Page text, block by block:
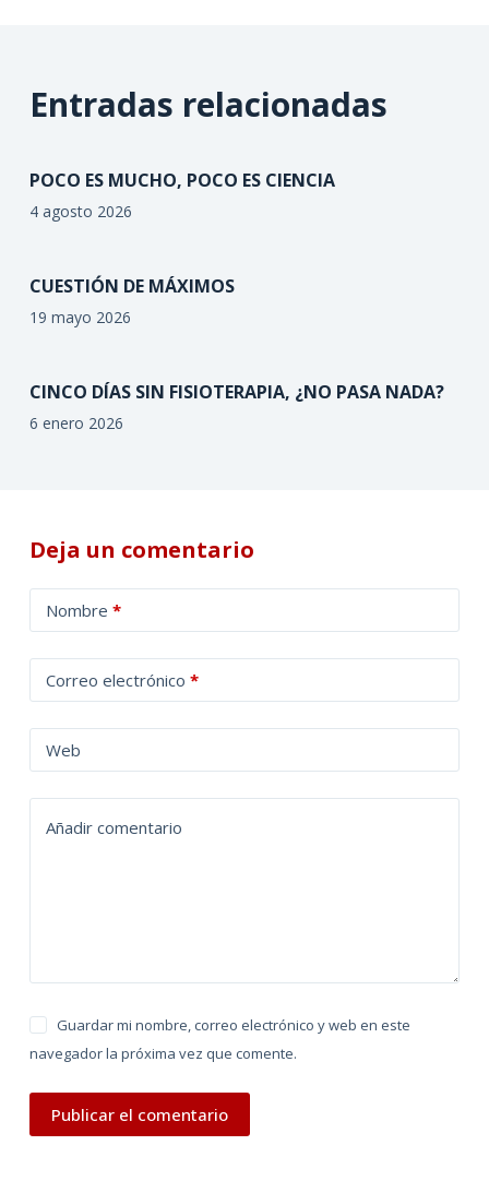
Entradas relacionadas
POCO ES MUCHO, POCO ES CIENCIA
4 agosto 2026
CUESTIÓN DE MÁXIMOS
19 mayo 2026
CINCO DÍAS SIN FISIOTERAPIA, ¿NO PASA NADA?
6 enero 2026
Deja un comentario
Nombre *
Correo electrónico *
Web
Añadir comentario
Guardar mi nombre, correo electrónico y web en este
navegador la próxima vez que comente.
Publicar el comentario
l
t
a
t